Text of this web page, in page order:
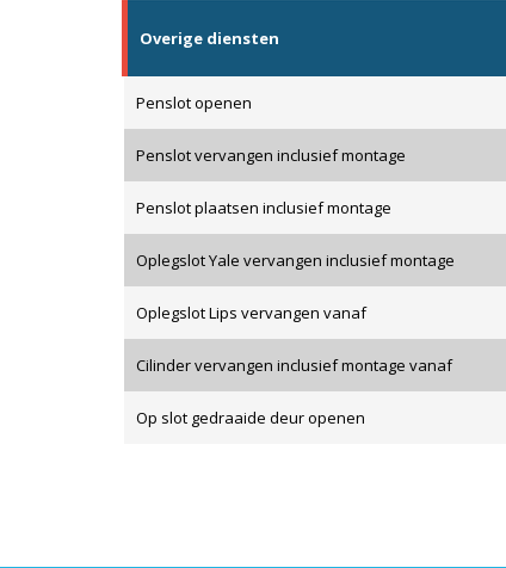
Overige diensten
Penslot openen
Penslot vervangen inclusief montage
Penslot plaatsen inclusief montage
Oplegslot Yale vervangen inclusief montage
Oplegslot Lips vervangen vanaf
Cilinder vervangen inclusief montage vanaf
Op slot gedraaide deur openen